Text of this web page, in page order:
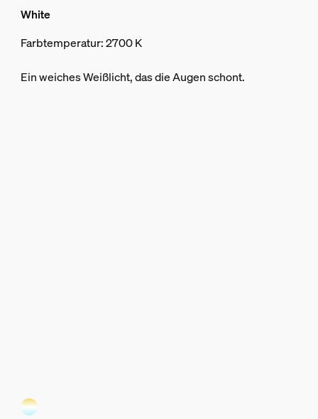
White
Farbtemperatur: 2700 K
Ein weiches Weißlicht, das die Augen schont.